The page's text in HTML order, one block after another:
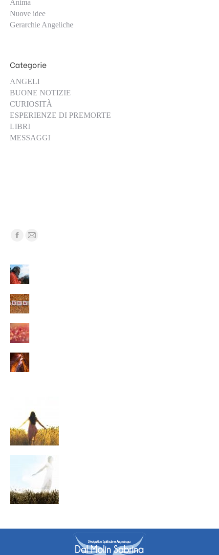
Anima
Nuove idee
Gerarchie Angeliche
Categorie
ANGELI
BUONE NOTIZIE
CURIOSITÀ
ESPERIENZE DI PREMORTE
LIBRI
MESSAGGI